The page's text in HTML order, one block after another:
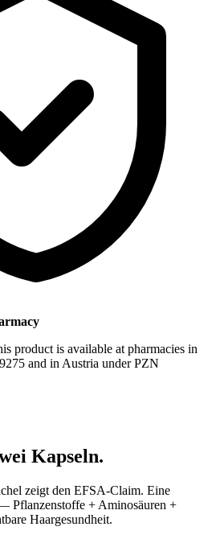
product is available at pharmacies in
and in Austria under PZN
Kapseln.
zeigt den EFSA-Claim. Eine
Pflanzenstoffe + Aminosäuren +
Haargesundheit.